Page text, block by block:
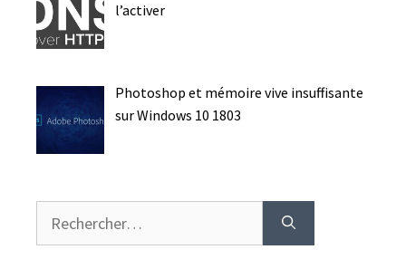
l’activer
Photoshop et mémoire vive insuffisante
sur Windows 10 1803